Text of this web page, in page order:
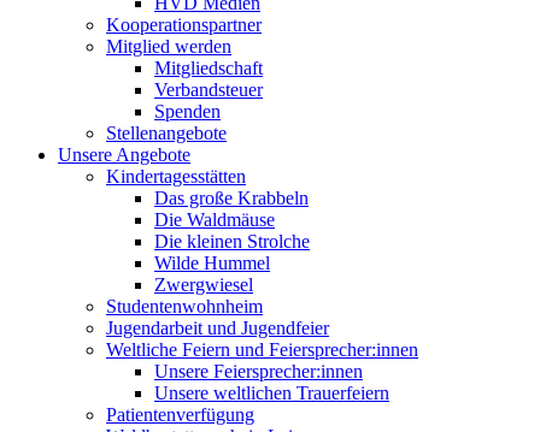
Kooperationspartner
Mitglied werden
Mitgliedschaft
Verbandsteuer
Spenden
Stellenangebote
Unsere Angebote
Kindertagesstätten
Das große Krabbeln
Die Waldmäuse
Die kleinen Strolche
Wilde Hummel
Zwergwiesel
Studentenwohnheim
Jugendarbeit und Jugendfeier
Weltliche Feiern und Feiersprecher:innen
Unsere Feiersprecher:innen
Unsere weltlichen Trauerfeiern
Patientenverfügung